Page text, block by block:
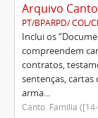
Arquivo
PT/BPARPD/ COL/
Inclui os
compreendem
contratos,
sentenças, cartas
arma...
Canto. Família